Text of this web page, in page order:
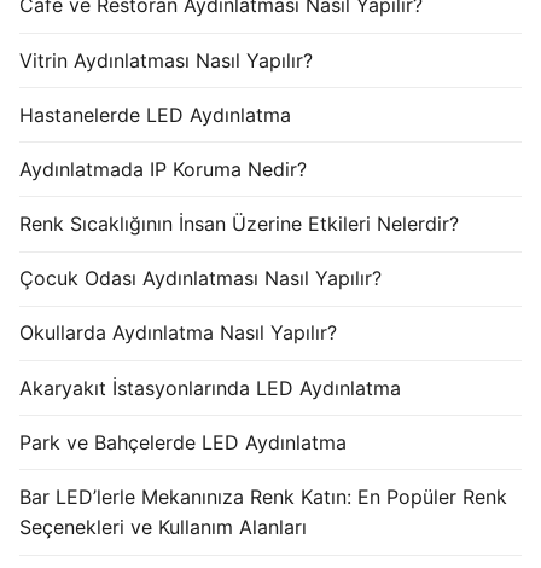
Cafe ve Restoran Aydınlatması Nasıl Yapılır?
Vitrin Aydınlatması Nasıl Yapılır?
Hastanelerde LED Aydınlatma
Aydınlatmada IP Koruma Nedir?
Renk Sıcaklığının İnsan Üzerine Etkileri Nelerdir?
Çocuk Odası Aydınlatması Nasıl Yapılır?
Okullarda Aydınlatma Nasıl Yapılır?
Akaryakıt İstasyonlarında LED Aydınlatma
Park ve Bahçelerde LED Aydınlatma
Bar LED’lerle Mekanınıza Renk Katın: En Popüler Renk
Seçenekleri ve Kullanım Alanları